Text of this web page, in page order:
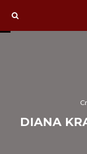
DIANA